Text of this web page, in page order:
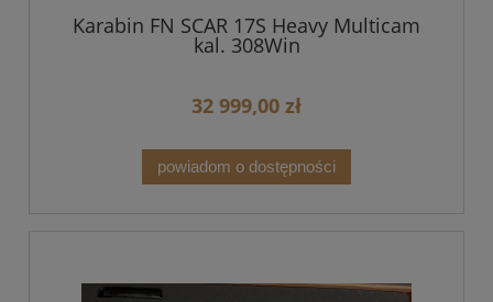
Karabin FN SCAR 17S Heavy Multicam
kal. 308Win
32 999,00 zł
powiadom o dostępności